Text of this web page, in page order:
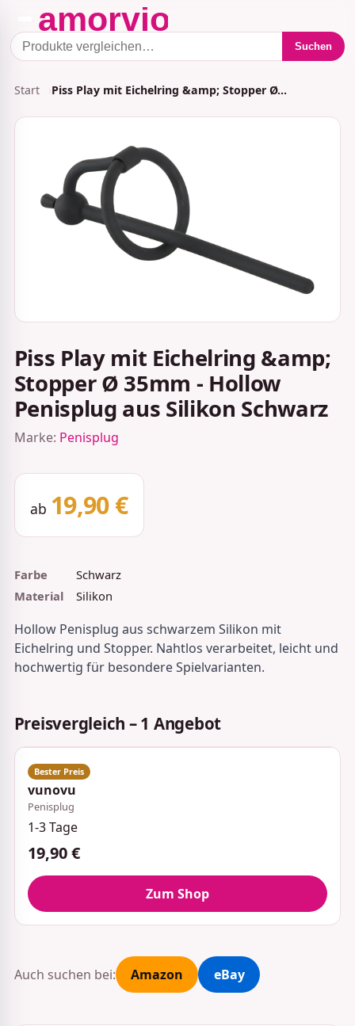
Suchen
Start Piss Play mit Eichelring &amp; Stopper Ø…
Piss Play mit Eichelring &amp;
Stopper Ø 35mm - Hollow
Penisplug aus Silikon Schwarz
Marke: Penisplug
ab 19,90 €
Farbe
Schwarz
Material
Silikon
Hollow Penisplug aus schwarzem Silikon mit
Eichelring und Stopper. Nahtlos verarbeitet, leicht und
hochwertig für besondere Spielvarianten.
Preisvergleich – 1 Angebot
vunovu
Penisplug
1-3 Tage
19,90 €
Zum Shop
Auch suchen bei: Amazon eBay